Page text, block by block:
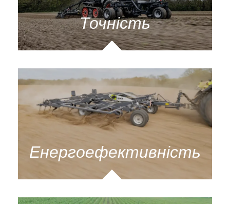
Точність
Енергоефективність